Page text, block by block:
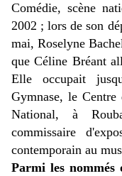
Comédie, scène
2002 ; lors de son
mai, Roselyne
que Céline Bréant
Elle occupait
Gymnase, le Centre
National, à
commissaire
contemporain au
Parmi les